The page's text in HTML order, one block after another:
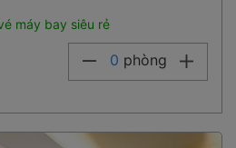
máy bay siêu rẻ
0 phòng